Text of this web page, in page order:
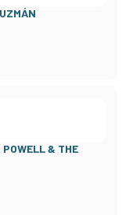
POWELL & THE